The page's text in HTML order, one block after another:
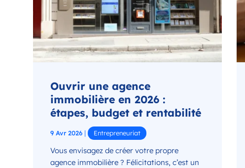
Ouvrir une agence
immobilière en 2026 :
étapes, budget et rentabilité
9 Avr 2026 | Entrepreneuriat
Vous envisagez de créer votre propre
agence immobilière ? Félicitations, c’est un